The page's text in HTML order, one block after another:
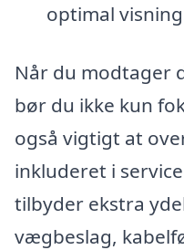
optimal
Når du modtager
bør du ikke kun
også vigtigt at
inkluderet i
tilbyder ekstra
vægbeslag,